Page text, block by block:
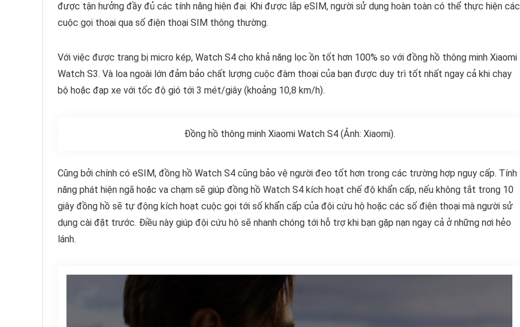
được tận hưởng đầy đủ các tính năng hiện đại. Khi được lắp eSIM, người sử dụng hoàn toàn có thể thực hiện các
cuộc gọi thoại qua số điện thoại SIM thông thường.
Với việc được trang bị micro kép, Watch S4 cho khả năng lọc ồn tốt hơn 100% so với đồng hồ thông minh Xiaomi
Watch S3. Và loa ngoài lớn đảm bảo chất lượng cuộc đàm thoại của bạn được duy trì tốt nhất ngay cả khi chạy
bộ hoặc đạp xe với tốc độ gió tới 3 mét/giây (khoảng 10,8 km/h).
Đồng hồ thông minh Xiaomi Watch S4 (Ảnh: Xiaomi).
Cũng bởi chính có eSIM, đồng hồ Watch S4 cũng bảo vệ người đeo tốt hơn trong các trường hợp nguy cấp. Tính
năng phát hiện ngã hoặc va chạm sẽ giúp đồng hồ Watch S4 kích hoạt chế độ khẩn cấp, nếu không tắt trong 10
giây đồng hồ sẽ tự động kích hoạt cuộc gọi tới số khẩn cấp của đội cứu hộ hoặc các số điện thoại mà người sử
dụng cài đặt trước. Điều này giúp đội cứu hộ sẽ nhanh chóng tới hỗ trợ khi bạn gặp nạn ngay cả ở những nơi hẻo
lánh.